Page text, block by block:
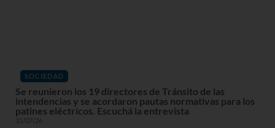
SOCIEDAD
Se reunieron los 19 directores de Tránsito de las
intendencias y se acordaron pautas normativas para los
patines eléctricos. Escuchá la entrevista
31/07/26